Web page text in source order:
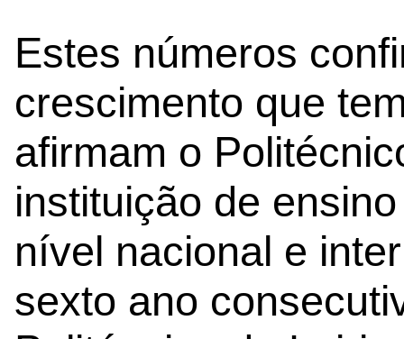
Estes números
crescimento que
afirmam o
instituição de
nível nacional e
sexto ano